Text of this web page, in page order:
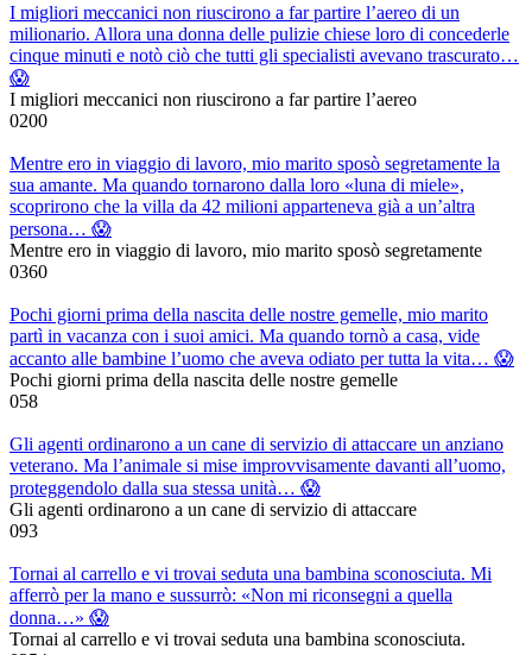
I migliori meccanici non riuscirono a far partire l’aereo di un
milionario. Allora una donna delle pulizie chiese loro di concederle
cinque minuti e notò ciò che tutti gli specialisti avevano trascurato…
😱
I migliori meccanici non riuscirono a far partire l’aereo
0200
Mentre ero in viaggio di lavoro, mio marito sposò segretamente la
sua amante. Ma quando tornarono dalla loro «luna di miele»,
scoprirono che la villa da 42 milioni apparteneva già a un’altra
persona… 😱
Mentre ero in viaggio di lavoro, mio marito sposò segretamente
0360
Pochi giorni prima della nascita delle nostre gemelle, mio marito
partì in vacanza con i suoi amici. Ma quando tornò a casa, vide
accanto alle bambine l’uomo che aveva odiato per tutta la vita… 😱
Pochi giorni prima della nascita delle nostre gemelle
058
Gli agenti ordinarono a un cane di servizio di attaccare un anziano
veterano. Ma l’animale si mise improvvisamente davanti all’uomo,
proteggendolo dalla sua stessa unità… 😱
Gli agenti ordinarono a un cane di servizio di attaccare
093
Tornai al carrello e vi trovai seduta una bambina sconosciuta. Mi
afferrò per la mano e sussurrò: «Non mi riconsegni a quella
donna…» 😱
Tornai al carrello e vi trovai seduta una bambina sconosciuta.